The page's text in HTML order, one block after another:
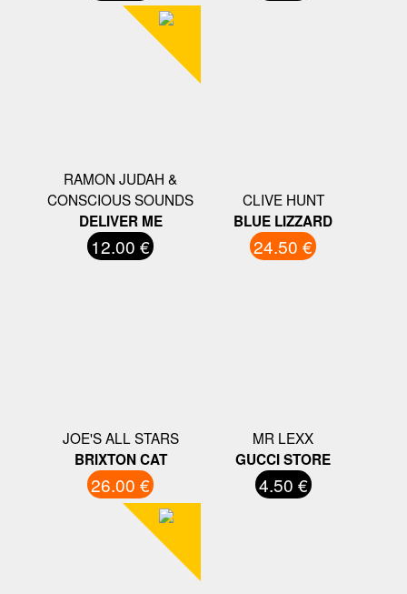
RAMON JUDAH &
CONSCIOUS SOUNDS
DELIVER ME
12.00 €
CLIVE HUNT
BLUE LIZZARD
24.50 €
JOE'S ALL STARS
BRIXTON CAT
26.00 €
MR LEXX
GUCCI STORE
4.50 €